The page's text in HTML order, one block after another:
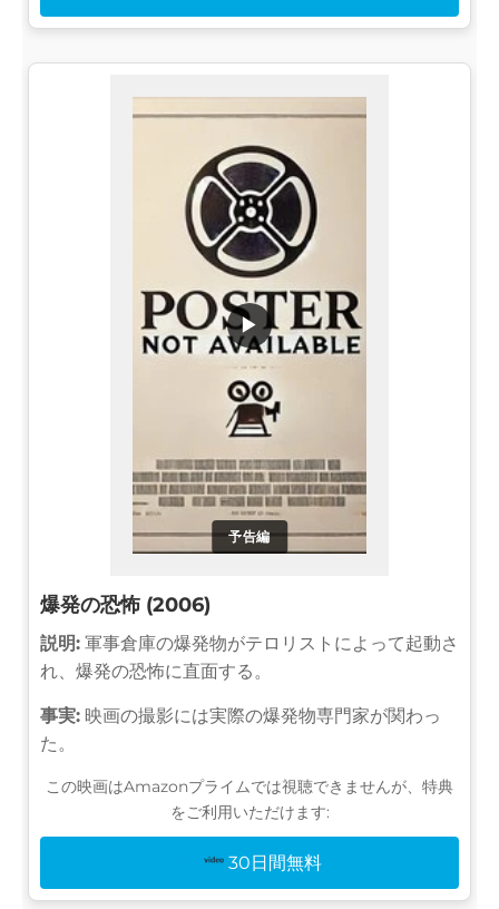
予告編
▶
爆発の恐怖 (2006)
説明: 軍事倉庫の爆発物がテロリストによって起動さ
れ、爆発の恐怖に直面する。
事実: 映画の撮影には実際の爆発物専門家が関わっ
た。
この映画はAmazonプライムでは視聴できませんが、特典
をご利用いただけます:
30日間無料